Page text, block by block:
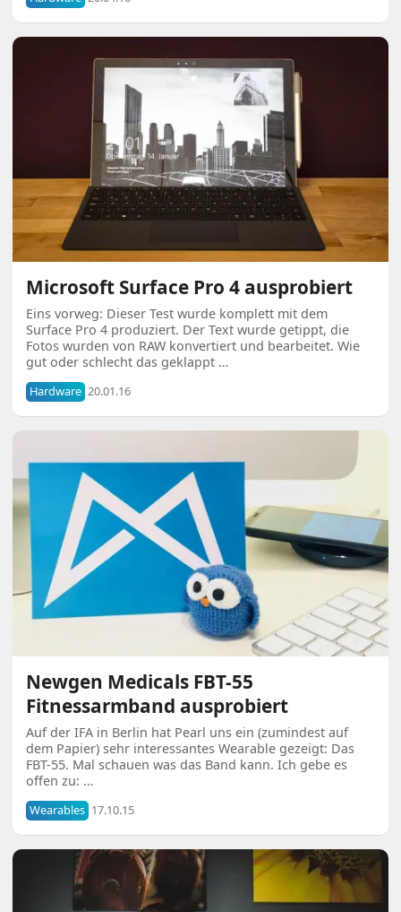
Microsoft Surface Pro 4 ausprobiert
Eins vorweg: Dieser Test wurde komplett mit dem
Surface Pro 4 produziert. Der Text wurde getippt, die
Fotos wurden von RAW konvertiert und bearbeitet. Wie
gut oder schlecht das geklappt …
Hardware 20.01.16
Newgen Medicals FBT-55
Fitnessarmband ausprobiert
Auf der IFA in Berlin hat Pearl uns ein (zumindest auf
dem Papier) sehr interessantes Wearable gezeigt: Das
FBT-55. Mal schauen was das Band kann. Ich gebe es
offen zu: …
Wearables 17.10.15